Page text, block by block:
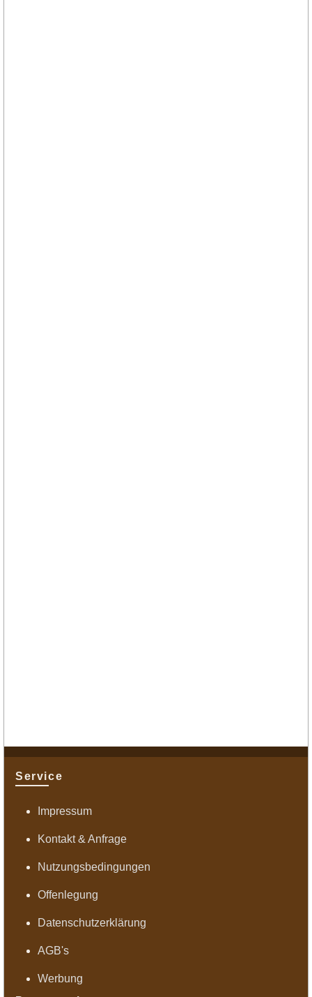
Service
Impressum
Kontakt & Anfrage
Nutzungsbedingungen
Offenlegung
Datenschutzerklärung
AGB's
Werbung